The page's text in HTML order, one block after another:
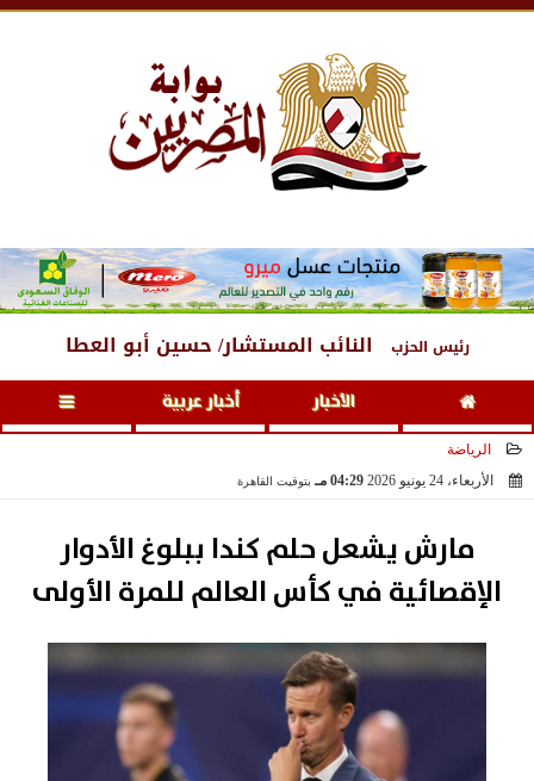
رئيس الحزب النائب المستشار/ حسين أبو العطا
الأخبار أخبار عربية
الرياضة
الأربعاء، 24 يونيو 2026
04:29 مـ بتوقيت القاهرة
مارش يشعل حلم كندا ببلوغ الأدوار
الإقصائية في كأس العالم للمرة الأولى